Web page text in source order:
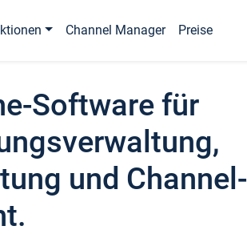
Channel Manager Preise
Software für
und Channel-